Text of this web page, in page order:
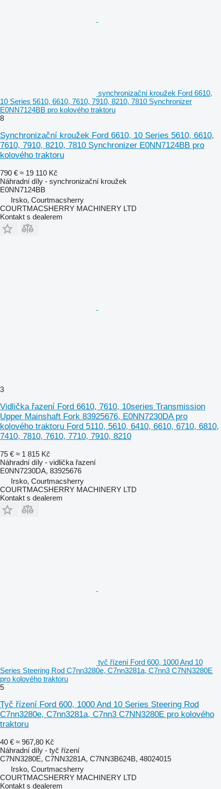
synchronizační kroužek Ford 6610,
10 Series 5610, 6610, 7610, 7910, 8210, 7810 Synchronizer
E0NN7124BB pro kolového traktoru
8
Synchronizační kroužek Ford 6610, 10 Series 5610, 6610,
7610, 7910, 8210, 7810 Synchronizer E0NN7124BB pro
kolového traktoru
790 € ≈ 19 110 Kč
Náhradní díly - synchronizační kroužek
E0NN7124BB
Irsko, Courtmacsherry
COURTMACSHERRY MACHINERY LTD
Kontakt s dealerem
3
Vidlička řazení Ford 6610, 7610, 10series Transmission
Upper Mainshaft Fork 83925676, E0NN7230DA pro
kolového traktoru Ford 5110, 5610, 6410, 6610, 6710, 6810,
7410, 7810, 7610, 7710, 7910, 8210
75 € ≈ 1 815 Kč
Náhradní díly - vidlička řazení
E0NN7230DA, 83925676
Irsko, Courtmacsherry
COURTMACSHERRY MACHINERY LTD
Kontakt s dealerem
tyč řízení Ford 600, 1000 And 10
Series Steering Rod C7nn3280e, C7nn3281a, C7nn3 C7NN3280E
pro kolového traktoru
5
Tyč řízení Ford 600, 1000 And 10 Series Steering Rod
C7nn3280e, C7nn3281a, C7nn3 C7NN3280E pro kolového
traktoru
40 € ≈ 967,80 Kč
Náhradní díly - tyč řízení
C7NN3280E, C7NN3281A, C7NN3B624B, 48024015
Irsko, Courtmacsherry
COURTMACSHERRY MACHINERY LTD
Kontakt s dealerem